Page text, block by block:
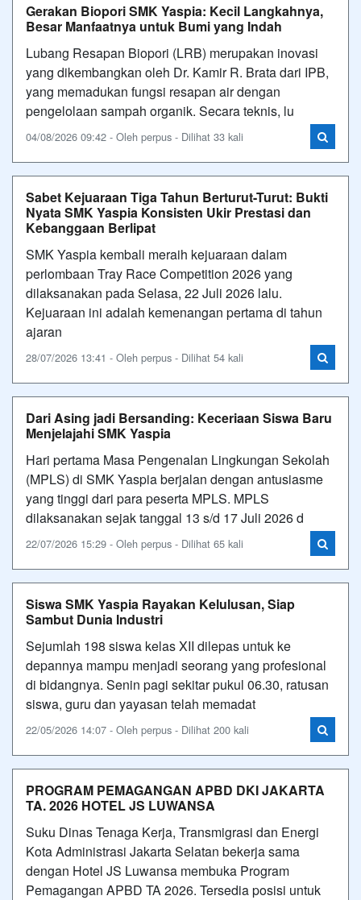
Gerakan Biopori SMK Yaspia: Kecil Langkahnya,
Besar Manfaatnya untuk Bumi yang Indah
Lubang Resapan Biopori (LRB) merupakan inovasi
yang dikembangkan oleh Dr. Kamir R. Brata dari IPB,
yang memadukan fungsi resapan air dengan
pengelolaan sampah organik. Secara teknis, lu
04/08/2026 09:42 - Oleh perpus - Dilihat 33 kali
Sabet Kejuaraan Tiga Tahun Berturut-Turut: Bukti
Nyata SMK Yaspia Konsisten Ukir Prestasi dan
Kebanggaan Berlipat
SMK Yaspia kembali meraih kejuaraan dalam
perlombaan Tray Race Competition 2026 yang
dilaksanakan pada Selasa, 22 Juli 2026 lalu.
Kejuaraan ini adalah kemenangan pertama di tahun
ajaran
28/07/2026 13:41 - Oleh perpus - Dilihat 54 kali
Dari Asing jadi Bersanding: Keceriaan Siswa Baru
Menjelajahi SMK Yaspia
Hari pertama Masa Pengenalan Lingkungan Sekolah
(MPLS) di SMK Yaspia berjalan dengan antusiasme
yang tinggi dari para peserta MPLS. MPLS
dilaksanakan sejak tanggal 13 s/d 17 Juli 2026 d
22/07/2026 15:29 - Oleh perpus - Dilihat 65 kali
Siswa SMK Yaspia Rayakan Kelulusan, Siap
Sambut Dunia Industri
Sejumlah 198 siswa kelas XII dilepas untuk ke
depannya mampu menjadi seorang yang profesional
di bidangnya. Senin pagi sekitar pukul 06.30, ratusan
siswa, guru dan yayasan telah memadat
22/05/2026 14:07 - Oleh perpus - Dilihat 200 kali
PROGRAM PEMAGANGAN APBD DKI JAKARTA
TA. 2026 HOTEL JS LUWANSA
Suku Dinas Tenaga Kerja, Transmigrasi dan Energi
Kota Administrasi Jakarta Selatan bekerja sama
dengan Hotel JS Luwansa membuka Program
Pemagangan APBD TA 2026. Tersedia posisi untuk